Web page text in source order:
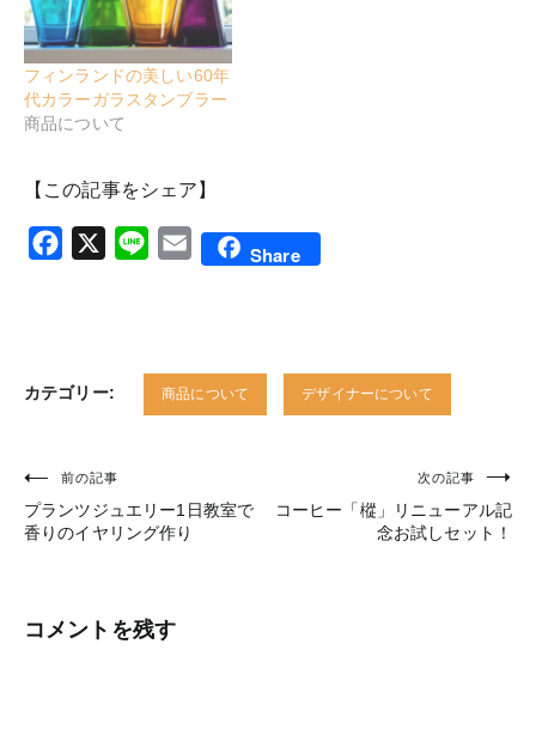
フィンランドの美しい60年
代カラーガラスタンブラー
商品について
【この記事をシェア】
Facebook
X Line Email Share
カテゴリー: 商品について デザイナーについて
投
稿
ゲ
前の記事
プランツジュエリー1日教室で
香りのイヤリング作り
次の記事
コーヒー「樅」リニューアル記
念お試しセット！
コメントを残す